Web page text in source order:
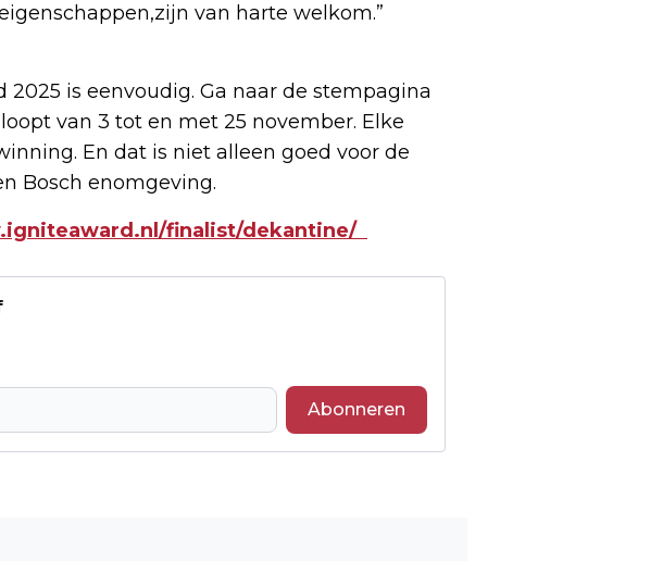
van harte welkom.”
is eenvoudig. Ga naar de stempagina
van 3 tot en met 25 november. Elke
En dat is niet alleen goed voor de
Bosch enomgeving.
finalist/dekantine/
Abonneren